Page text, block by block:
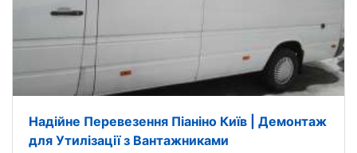
Надійне Перевезення Піаніно Київ | Демонтаж
для Утилізації з Вантажниками